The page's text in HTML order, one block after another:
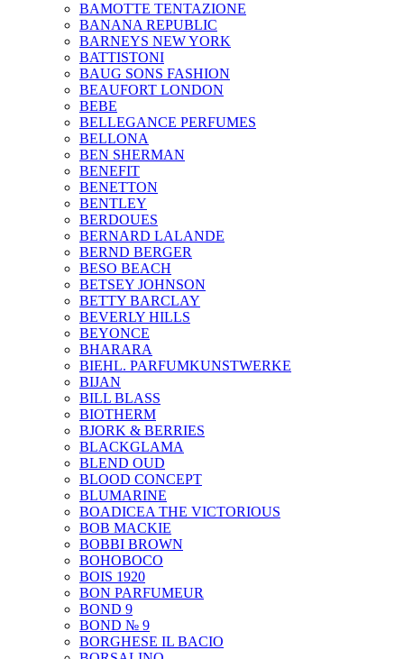
BAMOTTE TENTAZIONE
BANANA REPUBLIC
BARNEYS NEW YORK
BATTISTONI
BAUG SONS FASHION
BEAUFORT LONDON
BEBE
BELLEGANCE PERFUMES
BELLONA
BEN SHERMAN
BENEFIT
BENETTON
BENTLEY
BERDOUES
BERNARD LALANDE
BERND BERGER
BESO BEACH
BETSEY JOHNSON
BETTY BARCLAY
BEVERLY HILLS
BEYONCE
BHARARA
BIEHL. PARFUMKUNSTWERKE
BIJAN
BILL BLASS
BIOTHERM
BJORK & BERRIES
BLACKGLAMA
BLEND OUD
BLOOD CONCEPT
BLUMARINE
BOADICEA THE VICTORIOUS
BOB MACKIE
BOBBI BROWN
BOHOBOCO
BOIS 1920
BON PARFUMEUR
BOND 9
BOND № 9
BORGHESE IL BACIO